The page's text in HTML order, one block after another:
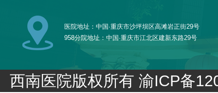
医院地址：中国·重庆市沙坪坝区高滩岩正街29号
958分院地址：中国·重庆市江北区建新东路29号
西南医院版权所有渝ICP备